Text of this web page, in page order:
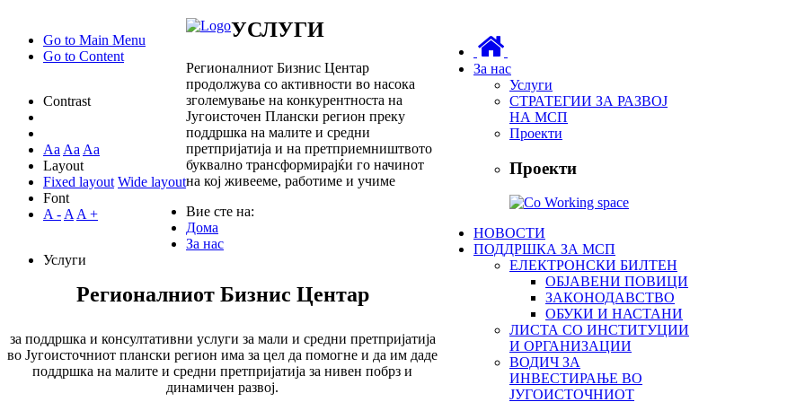
Go to Main Menu
Go to Content
Contrast
Aa Aa Aa
Layout
Fixed layout Wide layout
Font
A - A A +
За нас
Услуги
СТРАТЕГИИ ЗА РАЗВОЈ
НА МСП
Проекти
Проекти
НОВОСТИ
ПОДДРШКА ЗА МСП
ЕЛЕКТРОНСКИ БИЛТЕН
ОБЈАВЕНИ ПОВИЦИ
ЗАКОНОДАВСТВО
ОБУКИ И НАСТАНИ
ЛИСТА СО ИНСТИТУЦИИ
И ОРГАНИЗАЦИИ
ВОДИЧ ЗА
ИНВЕСТИРАЊЕ ВО
ЈУГОИСТОЧНИОТ
УСЛУГИ
Регионалниот Бизнис Центар
продолжува со активности во насока
зголемување на конкурентноста на
Југоисточен Плански регион преку
поддршка на малите и средни
претпријатија и на претприемништвото
буквално трансформирајќи го начинот
на кој живееме, работиме и учиме
Вие сте на:
Дома
За нас
Услуги
Регионалниот Бизнис Центар
за поддршка и консултативни услуги за мали и средни претпријатија
во Југоисточниот плански регион има за цел да помогне и да им даде
поддршка на малите и средни претпријатија за нивен побрз и
динамичен развој.